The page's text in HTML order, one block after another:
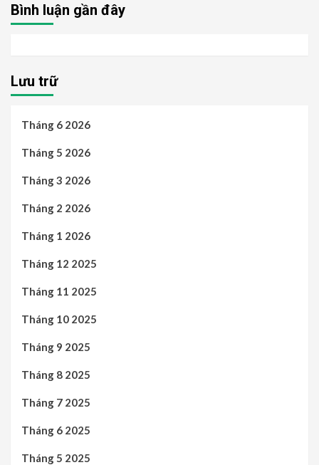
Bình luận gần đây
Lưu trữ
Tháng 6 2026
Tháng 5 2026
Tháng 3 2026
Tháng 2 2026
Tháng 1 2026
Tháng 12 2025
Tháng 11 2025
Tháng 10 2025
Tháng 9 2025
Tháng 8 2025
Tháng 7 2025
Tháng 6 2025
Tháng 5 2025